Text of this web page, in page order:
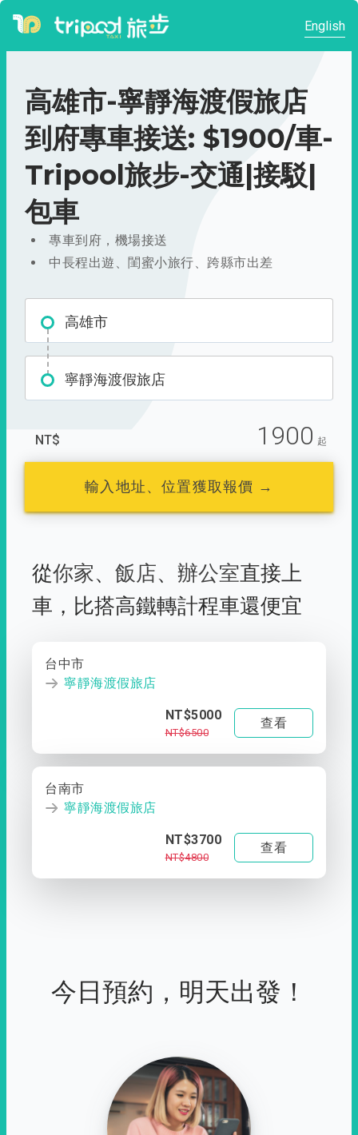
English
高雄市-寧靜海渡假旅店
到府專車接送: $1900/車-
Tripool旅步-交通|接駁|
包車
專車到府，機場接送
中長程出遊、閨蜜小旅行、跨縣市出差
高雄市
寧靜海渡假旅店
NT$ 1900 起
輸入地址、位置獲取報價 →
從你家、 飯店、 辦公室直接上
車， 比搭高鐵轉計程車還便宜
台中市
寧靜海渡假旅店
NT$5000
NT$6500
查看
台南市
寧靜海渡假旅店
NT$3700
NT$4800
查看
今日預約，明天出發！